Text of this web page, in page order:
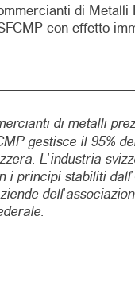
di
con effetto
di metalli
gestisce il 95%
L’industria
principi stabiliti